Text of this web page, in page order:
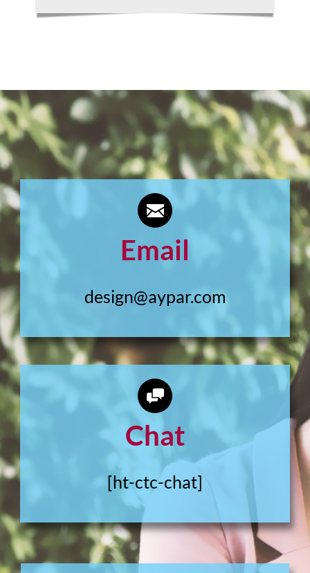
Email
design@aypar.com
Chat
[ht-ctc-chat]